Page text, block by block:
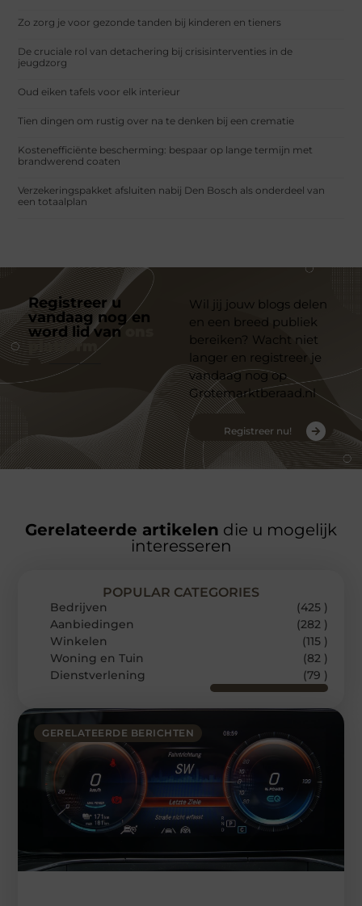
Zo zorg je voor gezonde tanden bij kinderen en tieners
De cruciale rol van detachering bij crisisinterventies in de
jeugdzorg
Oud eiken tafels voor elk interieur
Tien dingen om rustig over na te denken bij een crematie
Kostenefficiënte bescherming: bespaar op lange termijn met
brandwerend coaten
Verzekeringspakket afsluiten nabij Den Bosch als onderdeel van
een totaalplan
Registreer u
vandaag nog en
word lid van
platform
Wil jij jouw blogs delen
en een breed publiek
bereiken? Wacht niet
langer en registreer je
vandaag nog op
Grotemarktberaad.nl
Registreer nu!
Gerelateerde artikelen die u mogelijk
interesseren
GERELATEERDE BERICHTEN
POPULAR CATEGORIES
Bedrijven
(425 )
Aanbiedingen
(282 )
Winkelen
(115 )
Woning en Tuin
(82 )
Dienstverlening
(79 )